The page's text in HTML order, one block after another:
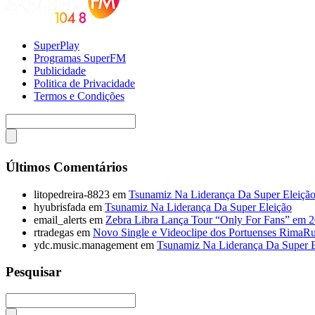
SuperPlay
Programas SuperFM
Publicidade
Politica de Privacidade
Termos e Condições
Últimos Comentários
litopedreira-8823 em Tsunamiz Na Liderança Da Super Eleição
hyubrisfada em Tsunamiz Na Liderança Da Super Eleição
email_alerts em Zebra Libra Lança Tour “Only For Fans” em
rtradegas em Novo Single e Videoclipe dos Portuenses
ydc.music.management em Tsunamiz Na Liderança Da Super
Pesquisar